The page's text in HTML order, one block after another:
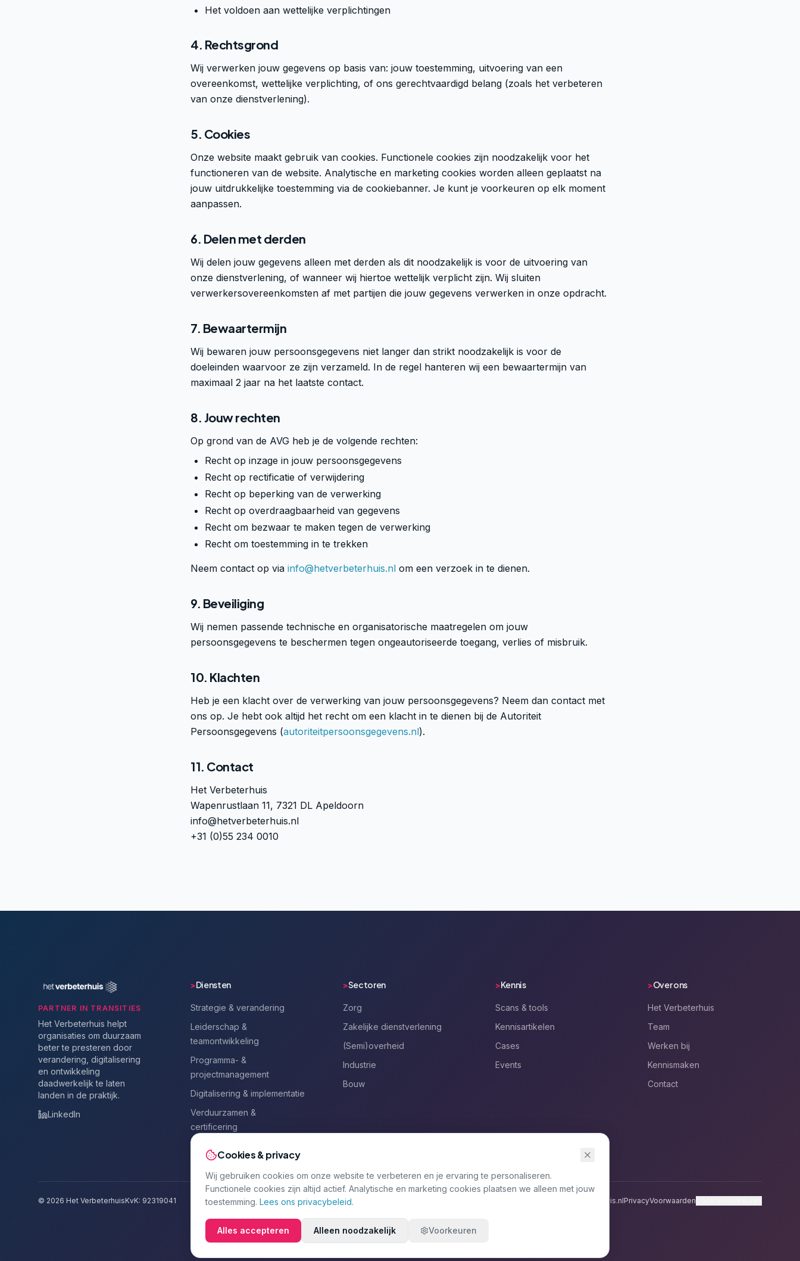
Het voldoen aan wettelijke verplichtingen
4. Rechtsgrond
Wij verwerken jouw gegevens op basis van: jouw toestemming, uitvoering van een
overeenkomst, wettelijke verplichting, of ons gerechtvaardigd belang (zoals het verbeteren
van onze dienstverlening).
5. Cookies
Onze website maakt gebruik van cookies. Functionele cookies zijn noodzakelijk voor het
functioneren van de website. Analytische en marketing cookies worden alleen geplaatst na
jouw uitdrukkelijke toestemming via de cookiebanner. Je kunt je voorkeuren op elk moment
aanpassen.
6. Delen met derden
Wij delen jouw gegevens alleen met derden als dit noodzakelijk is voor de uitvoering van
onze dienstverlening, of wanneer wij hiertoe wettelijk verplicht zijn. Wij sluiten
verwerkersovereenkomsten af met partijen die jouw gegevens verwerken in onze opdracht.
7. Bewaartermijn
Wij bewaren jouw persoonsgegevens niet langer dan strikt noodzakelijk is voor de
doeleinden waarvoor ze zijn verzameld. In de regel hanteren wij een bewaartermijn van
maximaal 2 jaar na het laatste contact.
8. Jouw rechten
Op grond van de AVG heb je de volgende rechten:
Recht op inzage in jouw persoonsgegevens
Recht op rectificatie of verwijdering
Recht op beperking van de verwerking
Recht op overdraagbaarheid van gegevens
Recht om bezwaar te maken tegen de verwerking
Recht om toestemming in te trekken
Neem contact op via info@hetverbeterhuis.nl om een verzoek in te dienen.
9. Beveiliging
Wij nemen passende technische en organisatorische maatregelen om jouw
persoonsgegevens te beschermen tegen ongeautoriseerde toegang, verlies of misbruik.
10. Klachten
Heb je een klacht over de verwerking van jouw persoonsgegevens? Neem dan contact met
ons op. Je hebt ook altijd het recht om een klacht in te dienen bij de Autoriteit
Persoonsgegevens (autoriteitpersoonsgegevens.nl).
11. Contact
Het Verbeterhuis
Wapenrustlaan 11, 7321 DL Apeldoorn
info@hetverbeterhuis.nl
+31 (0)55 234 0010
PARTNER IN TRANSITIES
Het Verbeterhuis helpt
organisaties om duurzaam
beter te presteren door
verandering, digitalisering
en ontwikkeling
daadwerkelijk te laten
landen in de praktijk.
LinkedIn
>Diensten
Strategie & verandering
Leiderschap &
teamontwikkeling
Programma- &
projectmanagement
Digitalisering & implementatie
Verduurzamen &
certificering
>Sectoren
Zorg
Zakelijke dienstverlening
(Semi)overheid
Industrie
Bouw
>Kennis
Scans & tools
Kennisartikelen
Cases
Events
>Over ons
Het Verbeterhuis
Team
Werken bij
Kennismaken
Contact
© 2026 Het VerbeterhuisKvK: 92319041 info@hetverbeterhuis.nlPrivacyVoorwaarden
Cookies & privacy
Wij gebruiken cookies om onze website te verbeteren en je ervaring te personaliseren.
Functionele cookies zijn altijd actief. Analytische en marketing cookies plaatsen we alleen met jouw
toestemming. Lees ons privacybeleid.
Alles accepteren Alleen noodzakelijk Voorkeuren